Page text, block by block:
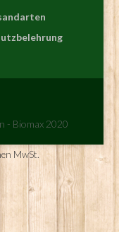
- Biomax 2020
MwSt.